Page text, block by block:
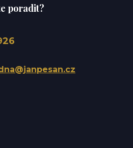
poradit?